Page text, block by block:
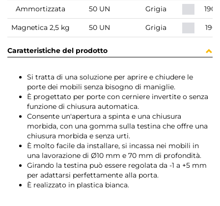
Ammortizzata 50 UN Grigia
Magnetica 2,5 kg 50 UN Grigia
Caratteristiche del prodotto
Si tratta di una soluzione per aprire e chiudere le
porte dei mobili senza bisogno di maniglie.
È progettato per porte con cerniere invertite o senza
funzione di chiusura automatica.
Consente un'apertura a spinta e una chiusura
morbida, con una gomma sulla testina che offre una
chiusura morbida e senza urti.
È molto facile da installare, si incassa nei mobili in
una lavorazione di Ø10 mm e 70 mm di profondità.
Girando la testina può essere regolata da -1 a +5 mm
per adattarsi perfettamente alla porta.
È realizzato in plastica bianca.